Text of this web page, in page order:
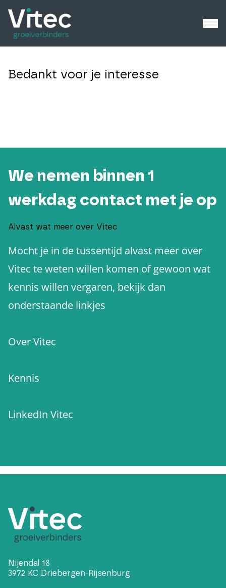
Bedankt voor je interesse
We nemen binnen 1
werkdag contact met je op
Alvast wat meer over Vitec
Mocht je in de tussentijd alvast meer over
Vitec te weten willen komen of gewoon wat
kennis willen vergaren, bekijk dan
Over Vitec
Kennis
LinkedIn Vitec
Nijendal 18
3972 KC Driebergen-Rijsenburg